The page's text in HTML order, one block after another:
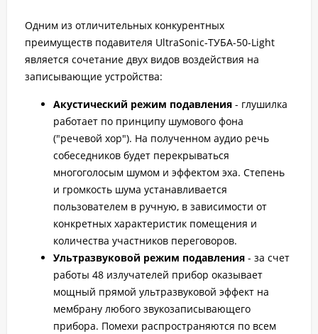
Одним из отличительных конкурентных
преимуществ подавителя UltraSonic-ТУБА-50-Light
является сочетание двух видов воздействия на
записывающие устройства:
Акустический режим подавления - глушилка
работает по принципу шумового фона
("речевой хор"). На полученном аудио речь
собеседников будет перекрываться
многоголосым шумом и эффектом эха. Степень
и громкость шума устанавливается
пользователем в ручную, в зависимости от
конкретных характеристик помещения и
количества участников переговоров.
Ультразвуковой режим подавления - за счет
работы 48 излучателей прибор оказывает
мощный прямой ультразвуковой эффект на
мембрану любого звукозаписывающего
прибора. Помехи распространяются по всем